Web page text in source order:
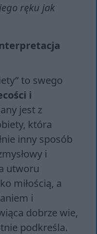
ręku jak
to swego
i
jest z
która
inny sposób
i
utworu
miłością, a
i
dobrze wie,
podkreśla.